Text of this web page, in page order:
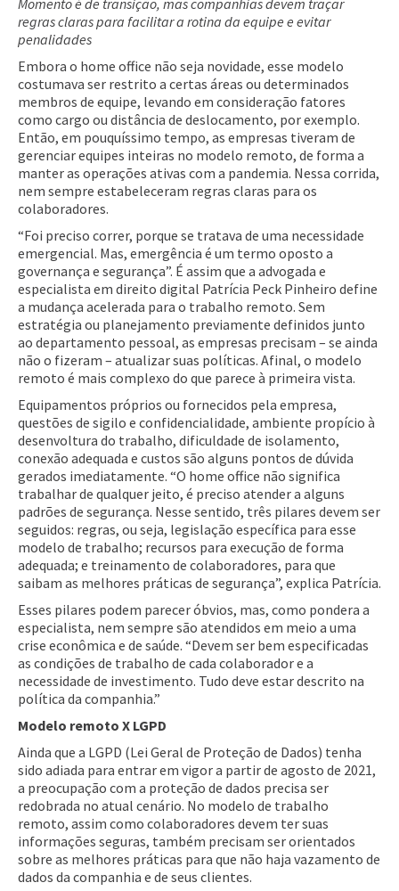
regras claras para facilitar a rotina da equipe e evitar
penalidades
Embora o home office não seja novidade, esse modelo
costumava ser restrito a certas áreas ou determinados
membros de equipe, levando em consideração fatores
como cargo ou distância de deslocamento, por exemplo.
Então, em pouquíssimo tempo, as empresas tiveram de
gerenciar equipes inteiras no modelo remoto, de forma a
manter as operações ativas com a pandemia. Nessa corrida,
nem sempre estabeleceram regras claras para os
colaboradores.
“Foi preciso correr, porque se tratava de uma necessidade
emergencial. Mas, emergência é um termo oposto a
governança e segurança”. É assim que a advogada e
especialista em direito digital Patrícia Peck Pinheiro define
a mudança acelerada para o trabalho remoto. Sem
estratégia ou planejamento previamente definidos junto
ao departamento pessoal, as empresas precisam – se ainda
não o fizeram – atualizar suas políticas. Afinal, o modelo
remoto é mais complexo do que parece à primeira vista.
Equipamentos próprios ou fornecidos pela empresa,
questões de sigilo e confidencialidade, ambiente propício à
desenvoltura do trabalho, dificuldade de isolamento,
conexão adequada e custos são alguns pontos de dúvida
gerados imediatamente. “O home office não significa
trabalhar de qualquer jeito, é preciso atender a alguns
padrões de segurança. Nesse sentido, três pilares devem ser
seguidos: regras, ou seja, legislação específica para esse
modelo de trabalho; recursos para execução de forma
adequada; e treinamento de colaboradores, para que
saibam as melhores práticas de segurança”, explica Patrícia.
Esses pilares podem parecer óbvios, mas, como pondera a
especialista, nem sempre são atendidos em meio a uma
crise econômica e de saúde. “Devem ser bem especificadas
as condições de trabalho de cada colaborador e a
necessidade de investimento. Tudo deve estar descrito na
política da companhia.”
Modelo remoto X LGPD
Ainda que a LGPD (Lei Geral de Proteção de Dados) tenha
sido adiada para entrar em vigor a partir de agosto de 2021,
a preocupação com a proteção de dados precisa ser
redobrada no atual cenário. No modelo de trabalho
remoto, assim como colaboradores devem ter suas
informações seguras, também precisam ser orientados
sobre as melhores práticas para que não haja vazamento de
dados da companhia e de seus clientes.